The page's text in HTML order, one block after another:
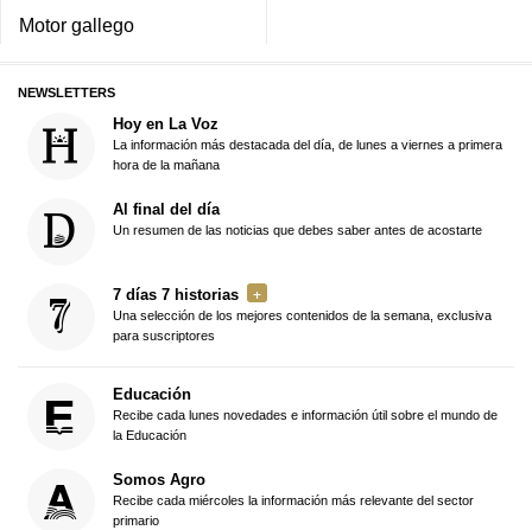
Motor gallego
NEWSLETTERS
Hoy en La Voz
La información más destacada del día, de lunes a viernes a primera
hora de la mañana
Al final del día
Un resumen de las noticias que debes saber antes de acostarte
7 días 7 historias
Una selección de los mejores contenidos de la semana, exclusiva
para suscriptores
Educación
Recibe cada lunes novedades e información útil sobre el mundo de
la Educación
Somos Agro
Recibe cada miércoles la información más relevante del sector
primario